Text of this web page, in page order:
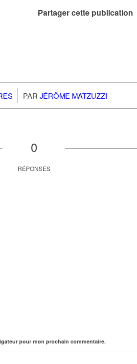
PAR JÉRÔME MATZUZZI
Partager cette publication
0
RÉPONSES
pour mon prochain commentaire.